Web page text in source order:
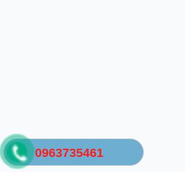
0963735461